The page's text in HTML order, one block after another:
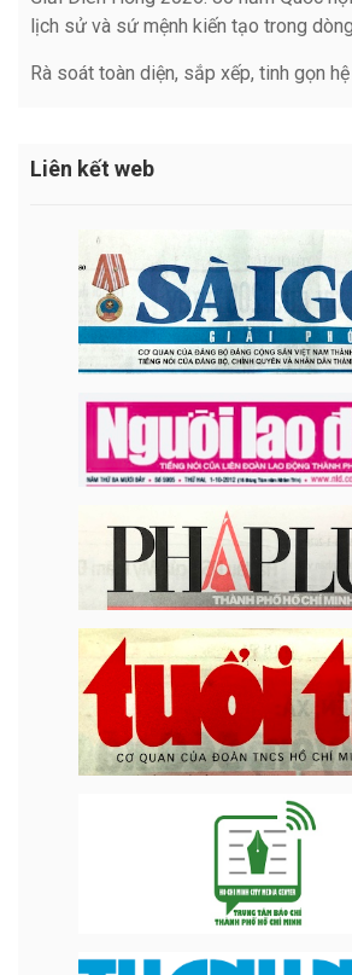
lịch sử và sứ mệnh kiến tạo trong
Rà soát toàn diện, sắp xếp, tinh gọn
Liên kết web